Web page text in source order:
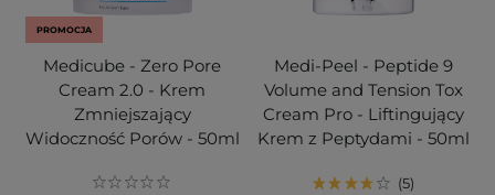
PROMOCJA
Medicube - Zero Pore
Cream 2.0 - Krem
Zmniejszający
Widoczność Porów - 50ml
Medi-Peel - Peptide 9
Volume and Tension Tox
Cream Pro - Liftingujący
Krem z Peptydami - 50ml
5